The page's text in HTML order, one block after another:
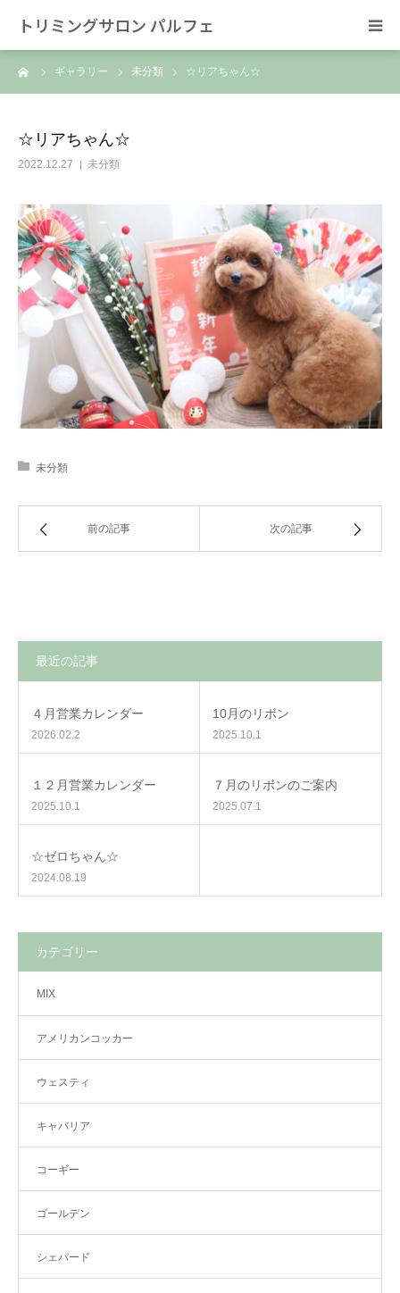
トリミングサロン パルフェ
ギャラリー 未分類 ☆リアちゃん☆
☆リアちゃん☆
2022.12.27 未分類
未分類
前の記事 次の記事
最近の記事
４月営業カレンダー
2026.02.2
10月のリボン
2025.10.1
１２月営業カレンダー
2025.10.1
７月のリボンのご案内
2025.07.1
☆ゼロちゃん☆
2024.08.19
カテゴリー
MIX
アメリカンコッカー
ウェスティ
キャバリア
コーギー
ゴールデン
シェパード
HOME
スタッフ
SNS/リンク